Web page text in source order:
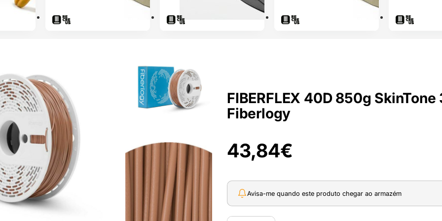
FIBERFLEX 40D 850g SkinTone
Fiberlogy
43,84€
Avisa-me quando este produto chegar ao armazém